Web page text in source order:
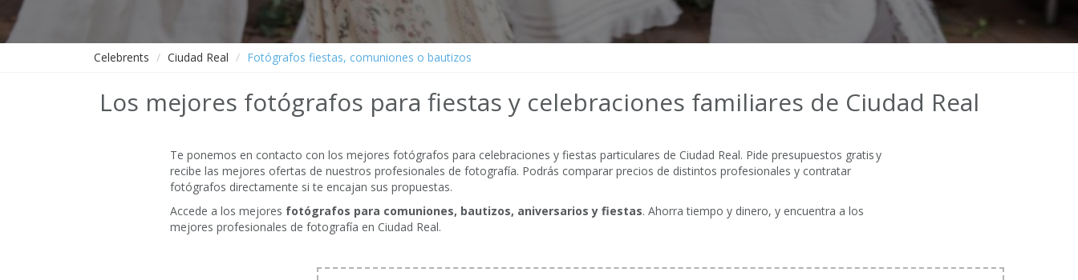
Celebrents Ciudad Real Fotógrafos fiestas, comuniones o bautizos
Los mejores fotógrafos para fiestas y celebraciones familiares de Ciudad Real
Te ponemos en contacto con los mejores fotógrafos para celebraciones y fiestas particulares de Ciudad Real. Pide presupuestos gratis y
recibe las mejores ofertas de nuestros profesionales de fotografía. Podrás comparar precios de distintos profesionales y contratar
fotógrafos directamente si te encajan sus propuestas.
Accede a los mejores fotógrafos para comuniones, bautizos, aniversarios y fiestas. Ahorra tiempo y dinero, y encuentra a los
mejores profesionales de fotografía en Ciudad Real.